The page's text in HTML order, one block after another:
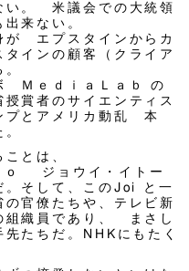
い。 米議会での大統領
来ない。
が エプスタインからカ
インの顧客（クライア
ＭｅｄｉａＬａｂ の
賞者のサイエンティス
プとアメリカ動乱 本
とは、
ｏ ジョウイ・イトー
。そして、このJoi と一
官僚たちや、テレビ新
織員であり、 まさし
たちだ。NHKにもたく